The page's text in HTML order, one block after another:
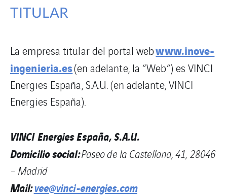
TITULAR
La empresa titular del portal webwww.inove-
ingenieria.es(en adelante, la “Web”) es VINCI
Energies España, S.A.U. (en adelante, VINCI
Energies España).
VINCI Energies España, S.A.U.
Domicilio social:Paseo de la Castellana, 41, 28046
– Madrid
Mail:vee@vinci-energies.com